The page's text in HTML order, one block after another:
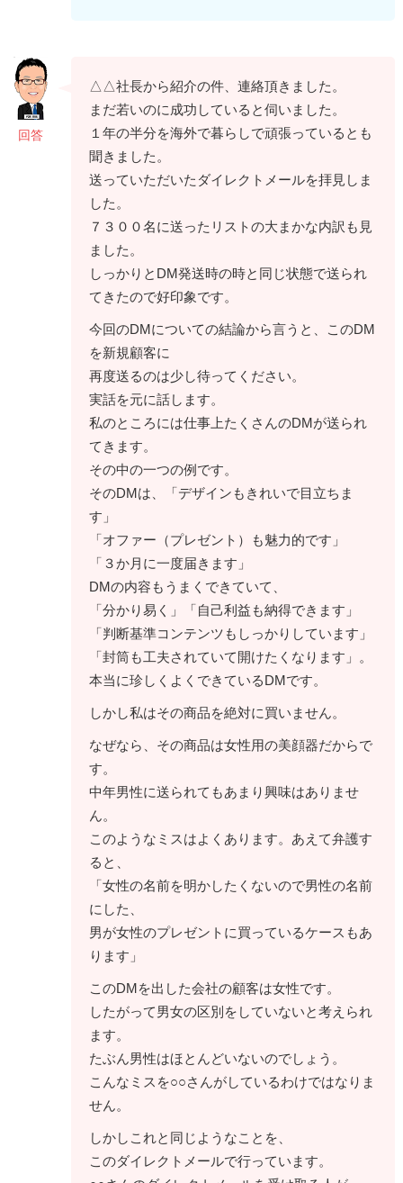
回答
△△社長から紹介の件、連絡頂きました。
まだ若いのに成功していると伺いました。
１年の半分を海外で暮らしで頑張っているとも
聞きました。
送っていただいたダイレクトメールを拝見しま
した。
７３００名に送ったリストの大まかな内訳も見
ました。
しっかりとDM発送時の時と同じ状態で送られ
てきたので好印象です。
今回のDMについての結論から言うと、このDM
を新規顧客に
再度送るのは少し待ってください。
実話を元に話します。
私のところには仕事上たくさんのDMが送られ
てきます。
その中の一つの例です。
そのDMは、「デザインもきれいで目立ちま
す」
「オファー（プレゼント）も魅力的です」
「３か月に一度届きます」
DMの内容もうまくできていて、
「分かり易く」「自己利益も納得できます」
「判断基準コンテンツもしっかりしています」
「封筒も工夫されていて開けたくなります」。
本当に珍しくよくできているDMです。
しかし私はその商品を絶対に買いません。
なぜなら、その商品は女性用の美顔器だからで
す。
中年男性に送られてもあまり興味はありませ
ん。
このようなミスはよくあります。あえて弁護す
ると、
「女性の名前を明かしたくないので男性の名前
にした、
男が女性のプレゼントに買っているケースもあ
ります」
このDMを出した会社の顧客は女性です。
したがって男女の区別をしていないと考えられ
ます。
たぶん男性はほとんどいないのでしょう。
こんなミスを○○さんがしているわけではなりま
せん。
しかしこれと同じようなことを、
このダイレクトメールで行っています。